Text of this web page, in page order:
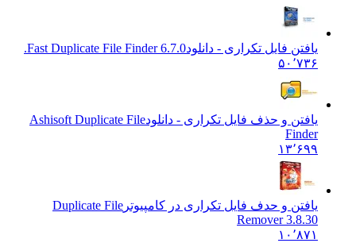
یافتن فایل تکراری - دانلودFast Duplicate File Finder 6.7.0.
۵۰٬۷۳۶
یافتن و حذف فایل تکراری - دانلودAshisoft Duplicate File
Finder
۱۳٬۶۹۹
یافتن و حدف فایل تکراری در کامپیوتر Duplicate File
Remover 3.8.30
۱۰٬۸۷۱